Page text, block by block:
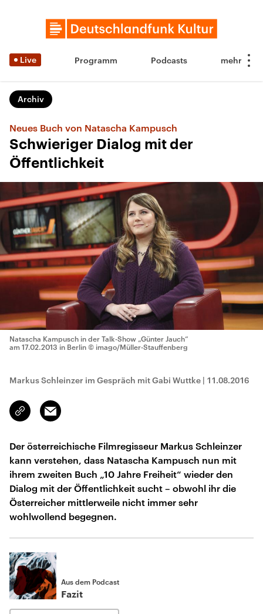
Live Programm Podcasts
Archiv
Neues Buch von Natascha Kampusch
Schwieriger Dialog mit der
Öffentlichkeit
Natascha Kampusch in der Talk-Show „Günter Jauch“
am 17.02.2013 in Berlin © imago/Müller-Stauffenberg
Markus Schleinzer im Gespräch mit Gabi Wuttke | 11.08.2016
Link
kopieren/teilen
Email
Der österreichische Filmregisseur Markus Schleinzer
kann verstehen, dass Natascha Kampusch nun mit
ihrem zweiten Buch „10 Jahre Freiheit“ wieder den
Dialog mit der Öffentlichkeit sucht – obwohl ihr die
Österreicher mittlerweile nicht immer sehr
wohlwollend begegnen.
Aus dem Podcast
Fazit